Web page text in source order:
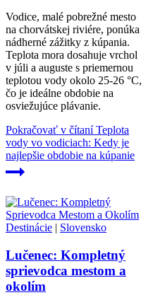
Vodice, malé pobrežné mesto
na chorvátskej riviére, ponúka
nádherné zážitky z kúpania.
Teplota mora dosahuje vrchol
v júli a auguste s priemernou
teplotou vody okolo 25-26 °C,
čo je ideálne obdobie na
osviežujúce plávanie.
Pokračovať v čítaníTeplota
vody vo vodiciach: Kedy je
najlepšie obdobie na kúpanie
Destinácie | Slovensko
Lučenec: Kompletný
sprievodca mestom a
okolím